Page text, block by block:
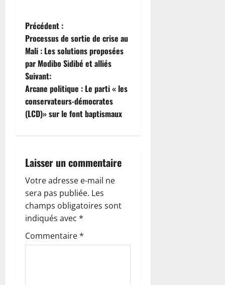
N
a
v
i
g
t
i
o
n
d
Précédent :
Processus de sortie de crise au
Mali : Les solutions proposées
par Modibo Sidibé et alliés
Suivant:
Arcane politique : Le parti « les
conservateurs-démocrates
(LCD)» sur le font baptismaux
Laisser un commentaire
Votre adresse e-mail ne
sera pas publiée. Les
champs obligatoires sont
indiqués avec *
Commentaire*